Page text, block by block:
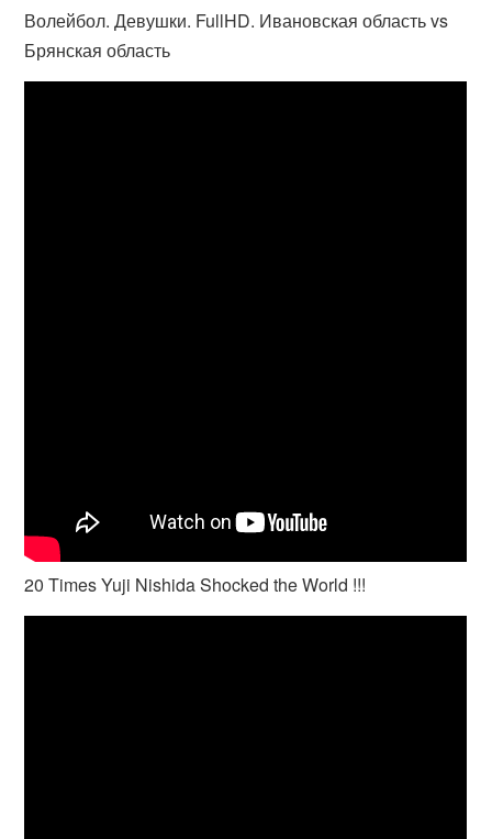
Волейбол. Девушки. FullHD. Ивановская область vs
Брянская область
20 Times Yuji Nishida Shocked the World !!!